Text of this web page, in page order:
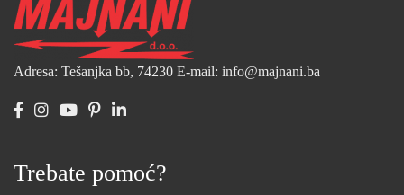
Adresa: Tešanjka bb, 74230 E-mail: info@majnani.ba
Trebate pomoć?